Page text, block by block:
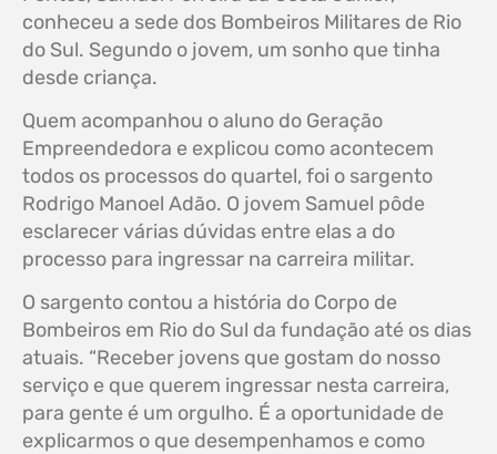
conheceu a sede dos Bombeiros Militares de Rio
do Sul. Segundo o jovem, um sonho que tinha
desde criança.
Quem acompanhou o aluno do Geração
Empreendedora e explicou como acontecem
todos os processos do quartel, foi o sargento
Rodrigo Manoel Adão. O jovem Samuel pôde
esclarecer várias dúvidas entre elas a do
processo para ingressar na carreira militar.
O sargento contou a história do Corpo de
Bombeiros em Rio do Sul da fundação até os dias
atuais. “Receber jovens que gostam do nosso
serviço e que querem ingressar nesta carreira,
para gente é um orgulho. É a oportunidade de
explicarmos o que desempenhamos e como